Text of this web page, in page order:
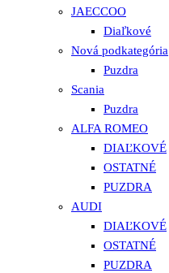
JAECCOO
Diaľkové
Nová podkategória
Puzdra
Scania
Puzdra
ALFA ROMEO
DIAĽKOVÉ
OSTATNÉ
PUZDRA
AUDI
DIAĽKOVÉ
OSTATNÉ
PUZDRA